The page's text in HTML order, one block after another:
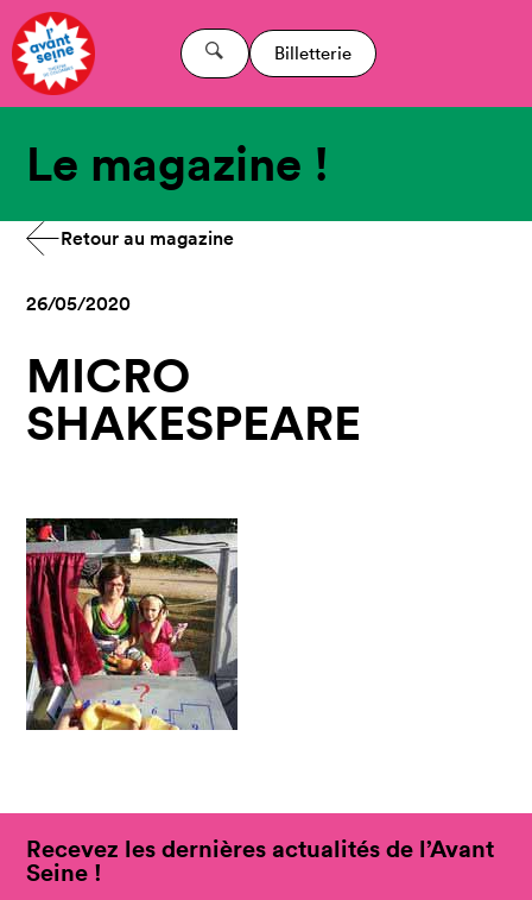
Billetterie
Le magazine !
Retour au magazine
26/05/2020
MICRO
SHAKESPEARE
Recevez les dernières actualités de l’Avant
Seine !